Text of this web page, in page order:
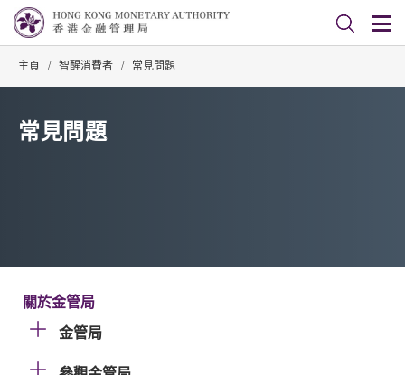
主頁 / 智醒消費者 / 常見問題
常見問題
關於金管局
金管局